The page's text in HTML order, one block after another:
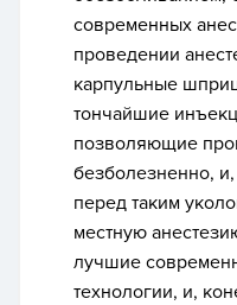
современных
проведении
карпульные
тончайшие
позволяющие
безболезненно,
перед таким
местную
лучшие
технологии, и,